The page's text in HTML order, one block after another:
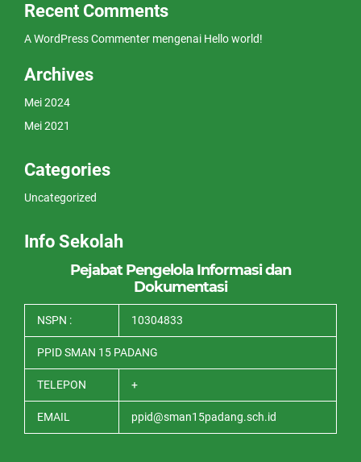
Recent Comments
A WordPress Commenter mengenai Hello world!
Archives
Mei 2024
Mei 2021
Categories
Uncategorized
Info Sekolah
Pejabat Pengelola Informasi dan
Dokumentasi
NSPN : 10304833
PPID SMAN 15 PADANG
TELEPON +
EMAIL ppid@sman15padang.sch.id